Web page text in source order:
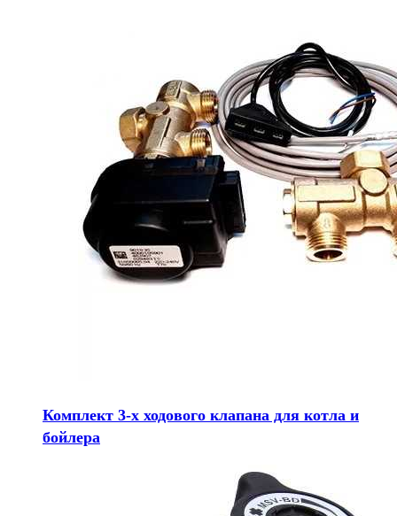
Комплект 3-х ходового клапана для котла и
бойлера